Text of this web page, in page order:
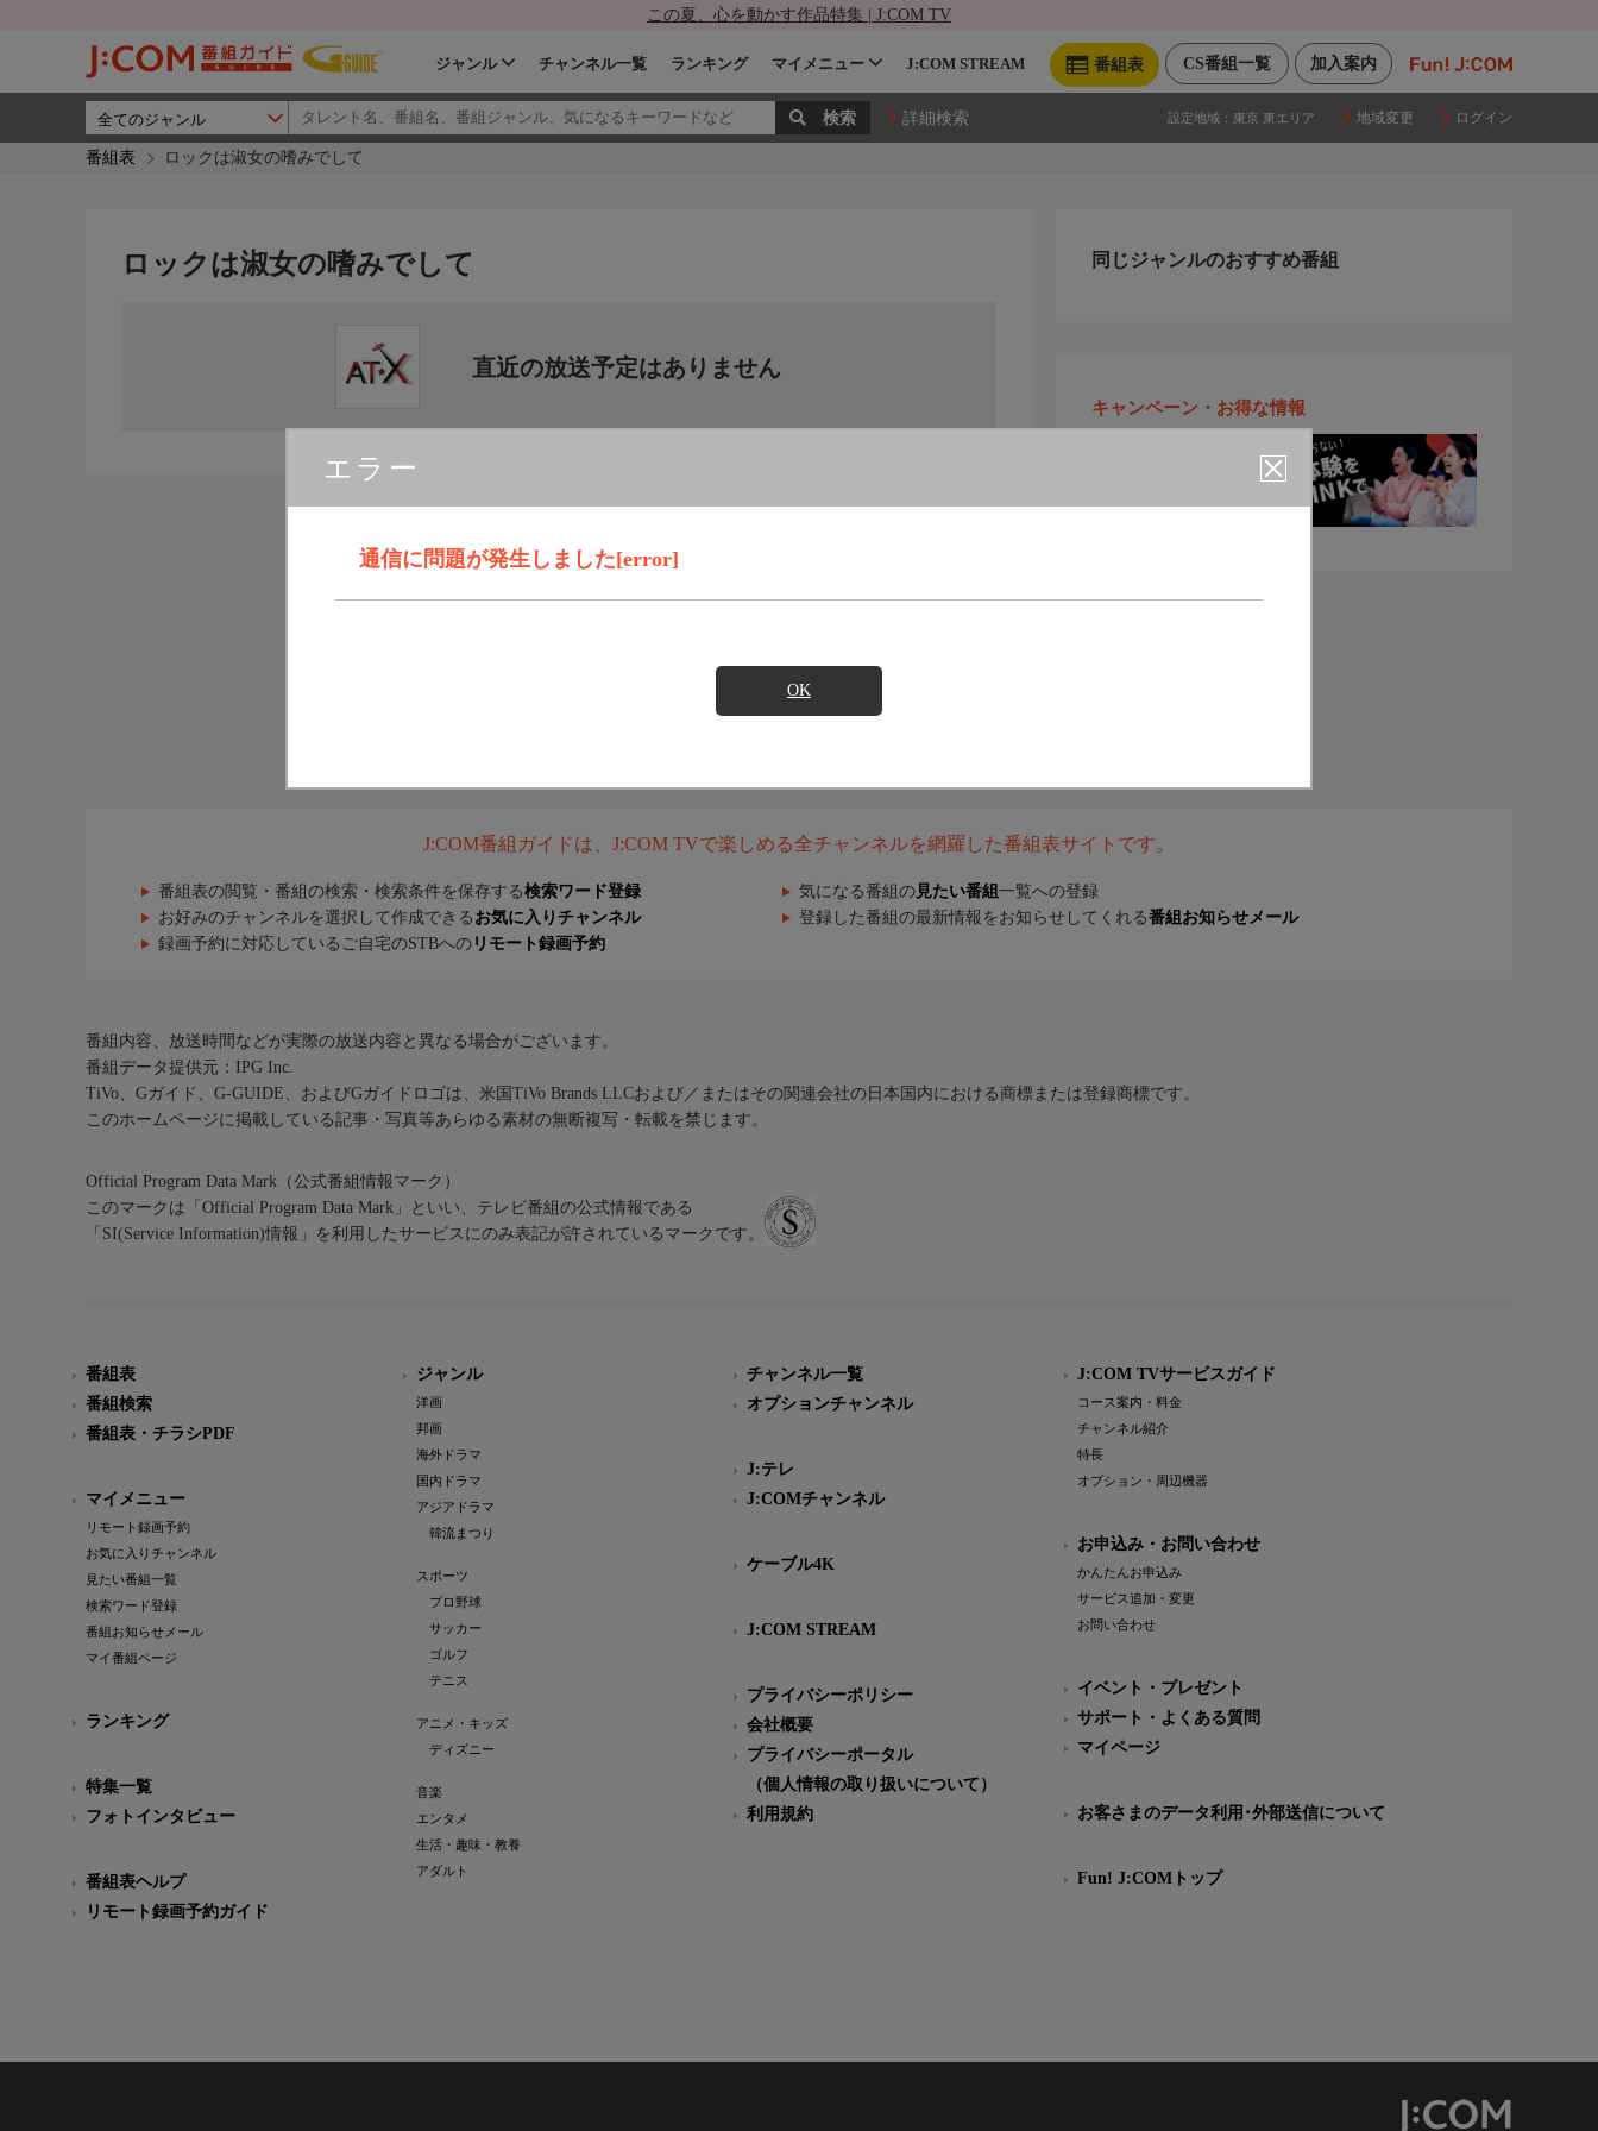
この夏、心を動かす作品特集 | J:COM TV
加入案内
CS番組一覧
番組表
ジャンル チャンネル一覧 ランキング マイメニュー J:COM STREAM
詳細検索 設定地域： 東京 東エリア 地域変更 ログイン
番組表 ロックは淑女の嗜みでして
エラー
通信に問題が発生しました[error]
OK
ロックは淑女の嗜みでして
直近の放送予定はありません
同じジャンルのおすすめ番組
キャンペーン・お得な情報
J:COM番組ガイドは、J:COM TVで楽しめる全チャンネルを網羅した番組表サイトです。
番組表の閲覧・番組の検索・検索条件を保存する検索ワード登録 気になる番組の 見たい番組 一覧への登録
お好みのチャンネルを選択して作成できる お気に入りチャンネル 登録した番組の最新情報をお知らせしてくれる番組お知らせメール
録画予約に対応しているご自宅のSTBへの リモート録画予約
番組内容、放送時間などが実際の放送内容と異なる場合がございます。
番組データ提供元：IPG Inc.
TiVo、Gガイド、G-GUIDE、およびGガイドロゴは、米国TiVo Brands LLCおよび／またはその関連会社の日本国内における商標または登録商標です。
このホームページに掲載している記事・写真等あらゆる素材の無断複写・転載を禁じます。
Official Program Data Mark（公式番組情報マーク）
このマークは「Official Program Data Mark」といい、テレビ番組の公式情報である
「SI(Service Information)情報」を利用したサービスにのみ表記が許されているマークです。
番組表
番組検索
番組表・チラシPDF
マイメニュー
リモート録画予約
お気に入りチャンネル
見たい番組一覧
検索ワード登録
番組お知らせメール
マイ番組ページ
ランキング
特集一覧
フォトインタビュー
番組表ヘルプ
リモート録画予約ガイド
ジャンル
洋画
邦画
海外ドラマ
国内ドラマ
アジアドラマ
韓流まつり
スポーツ
プロ野球
サッカー
ゴルフ
テニス
アニメ・キッズ
ディズニー
音楽
エンタメ
生活・趣味・教養
アダルト
チャンネル一覧
オプションチャンネル
J:テレ
J:COMチャンネル
ケーブル4K
J:COM STREAM
プライバシーポリシー
会社概要
プライバシーポータル
（個人情報の取り扱いについて）
利用規約
J:COM TVサービスガイド
コース案内・料金
チャンネル紹介
特長
オプション・周辺機器
お申込み・お問い合わせ
かんたんお申込み
サービス追加・変更
お問い合わせ
イベント・プレゼント
サポート・よくある質問
マイページ
お客さまのデータ利用･外部送信について
Fun! J:COMトップ